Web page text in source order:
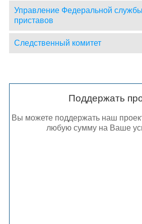
Управление Федеральной
приставов
Следственный комитет
Поддержать
Вы можете поддержать наш
любую сумму на Ваше